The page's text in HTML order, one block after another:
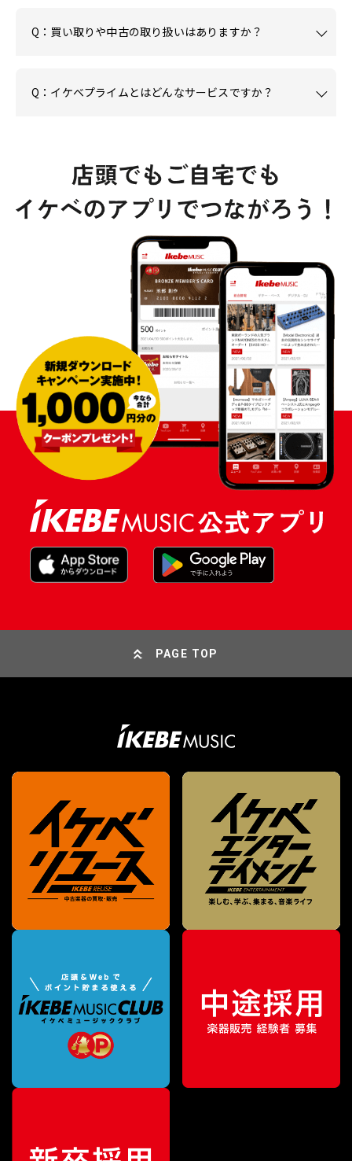
Q：買い取りや中古の取り扱いはありますか？
Q：イケベプライムとはどんなサービスですか？
PAGE TOP